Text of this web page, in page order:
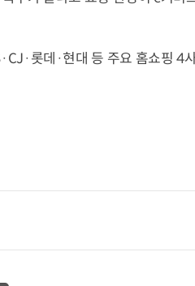
롯데·현대 등 주요 홈쇼핑 4